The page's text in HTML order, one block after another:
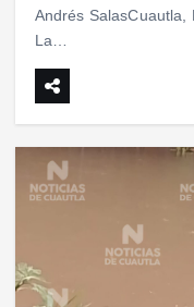
Andrés
La…